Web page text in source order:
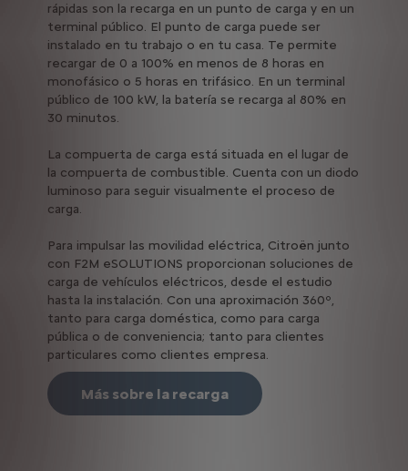
rápidas son la recarga en un punto de carga y en un
terminal público. El punto de carga puede ser
instalado en tu trabajo o en tu casa. Te permite
recargar de 0 a 100% en menos de 8 horas en
monofásico o 5 horas en trifásico. En un terminal
público de 100 kW, la batería se recarga al 80% en
30 minutos.
La compuerta de carga está situada en el lugar de
la compuerta de combustible. Cuenta con un diodo
luminoso para seguir visualmente el proceso de
carga.
Para impulsar las movilidad eléctrica, Citroën junto
con F2M eSOLUTIONS proporcionan soluciones de
carga de vehículos eléctricos, desde el estudio
hasta la instalación. Con una aproximación 360º,
tanto para carga doméstica, como para carga
pública o de conveniencia; tanto para clientes
particulares como clientes empresa.
Más sobre la recarga